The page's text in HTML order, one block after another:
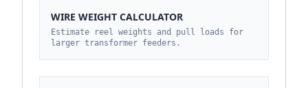
WIRE WEIGHT CALCULATOR
Estimate reel weights and pull loads for
larger transformer feeders.